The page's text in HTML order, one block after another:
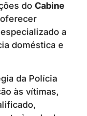
do Cabine
a
doméstica e
da Polícia
às vítimas,